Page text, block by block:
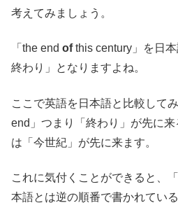
考えてみましょう。
「the end ofthis century」を日
終わり」となりますよね。
ここで英語を日本語と比較して
end」つまり「終わり」が先に
は「今世紀」が先に来ます。
これに気付くことができると、
本語とは逆の順番で書かれてい